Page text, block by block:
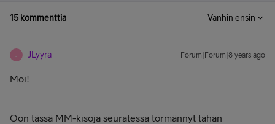
15 kommenttia Vanhin ensin
J JLyyra Forum|Forum|8 years ago
Moi!
Oon tässä MM-kisoja seuratessa törmännyt tähän